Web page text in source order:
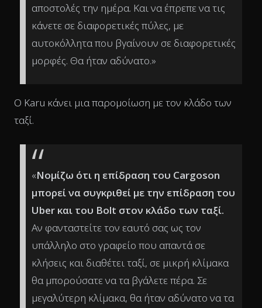
αποστολές την ημέρα. Και να έπρεπε να τις
κάνετε σε διαφορετικές πύλες, με
αυτοκόλλητα που βγαίνουν σε διαφορετικές
μορφές. Θα ήταν αδύνατο.»
Ο Karu κάνει μια παρομοίωση με τον κλάδο των
ταξί.
«Νομίζω ότι η επίδραση του Cargoson
μπορεί να συγκριθεί με την επίδραση του
Uber και του Bolt στον κλάδο των ταξί.
Αν φανταστείτε τον εαυτό σας ως τον
υπάλληλο στο γραφείο που απαντά σε
κλήσεις και διαθέτει ταξί, σε μικρή κλίμακα
θα μπορούσατε να τα βγάλετε πέρα. Σε
μεγαλύτερη κλίμακα, θα ήταν αδύνατο να τα